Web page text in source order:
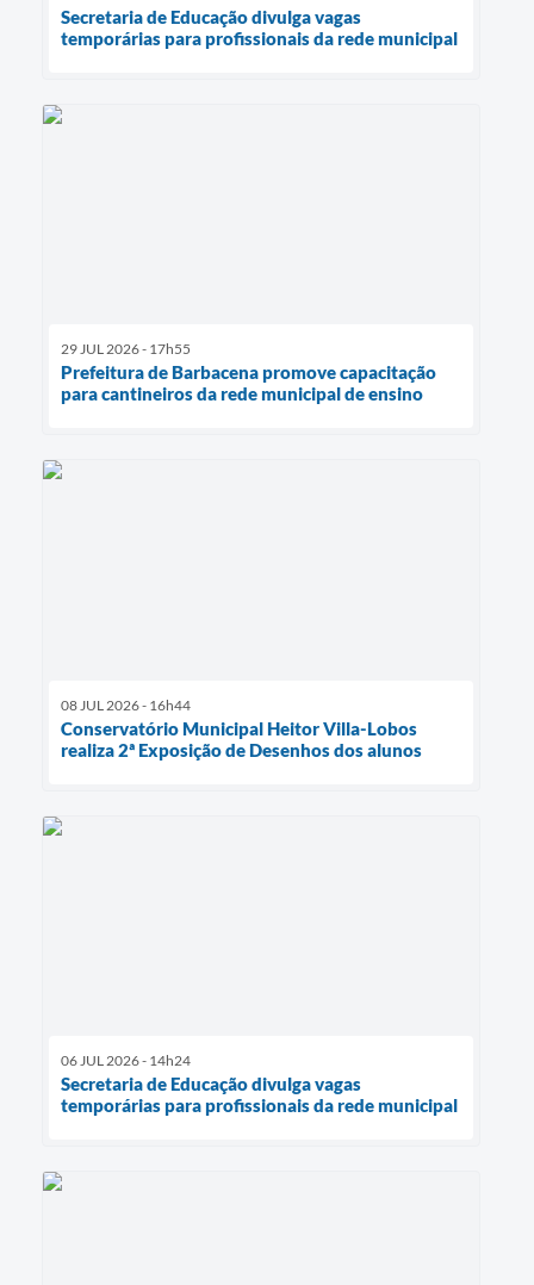
Secretaria de Educação divulga vagas
temporárias para profissionais da rede municipal
29 JUL 2026 - 17h55
Prefeitura de Barbacena promove capacitação
para cantineiros da rede municipal de ensino
08 JUL 2026 - 16h44
Conservatório Municipal Heitor Villa-Lobos
realiza 2ª Exposição de Desenhos dos alunos
06 JUL 2026 - 14h24
Secretaria de Educação divulga vagas
temporárias para profissionais da rede municipal